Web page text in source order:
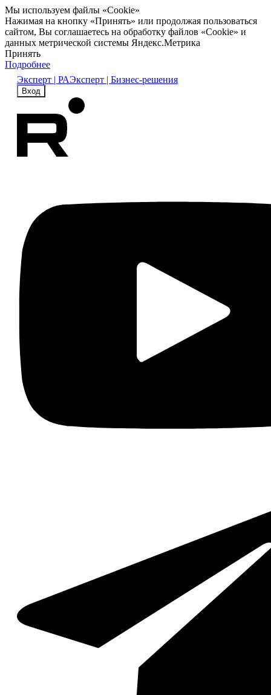
Мы используем файлы «Cookie»
Нажимая на кнопку «Принять» или продолжая пользоваться
сайтом, Вы соглашаетесь на обработку файлов «Cookie» и
данных метрической системы Яндекс.Метрика
Принять
Подробнее
Эксперт | РАЭксперт | Бизнес-решения
Вход